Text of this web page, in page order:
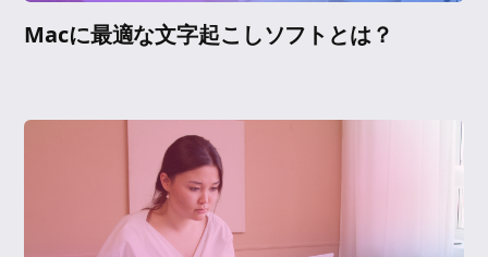
Macに最適な文字起こしソフトとは？